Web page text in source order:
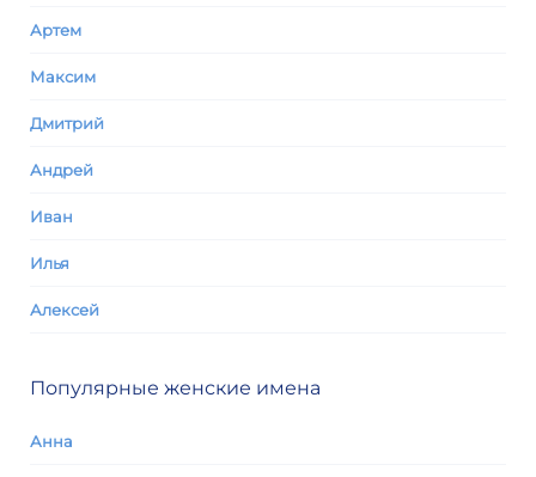
Артем
Максим
Дмитрий
Андрей
Иван
Илья
Алексей
Популярные женские имена
Анна